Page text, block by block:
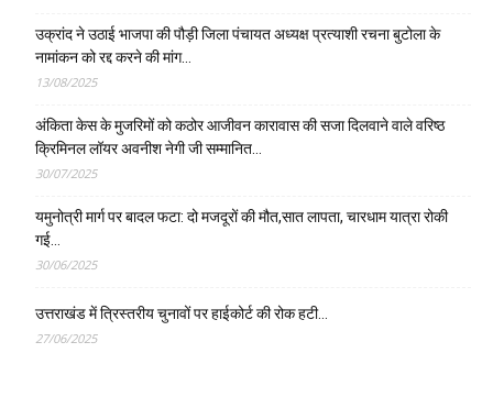
उक्रांद ने उठाई भाजपा की पौड़ी जिला पंचायत अध्यक्ष प्रत्याशी रचना बुटोला के
नामांकन को रद्द करने की मांग…
13/08/2025
अंकिता केस के मुजरिमों को कठोर आजीवन कारावास की सजा दिलवाने वाले वरिष्ठ
क्रिमिनल लॉयर अवनीश नेगी जी सम्मानित…
30/07/2025
यमुनोत्री मार्ग पर बादल फटा: दो मजदूरों की मौत,सात लापता, चारधाम यात्रा रोकी
गई…
30/06/2025
उत्तराखंड में त्रिस्तरीय चुनावों पर हाईकोर्ट की रोक हटी…
27/06/2025